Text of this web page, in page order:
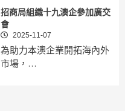
招商局組織十九澳企參加廣交
會
2025-11-07
為助力本澳企業開拓海內外
市場，…